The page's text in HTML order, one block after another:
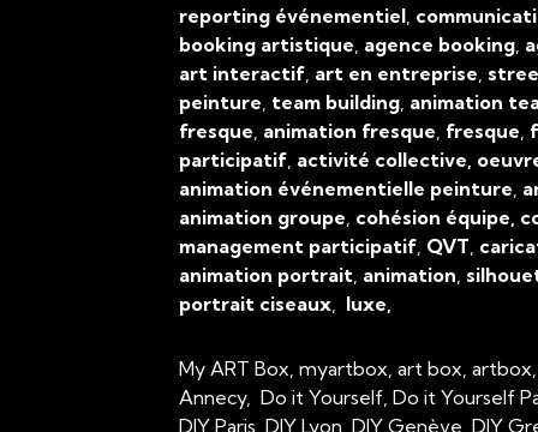
reporting événementiel,
booking artistique, agence booking,
art interactif, art en entreprise,
peinture, team building, animation
fresque, animation fresque, fresque,
participatif, activité collective,
animation événementielle peinture,
animation groupe, cohésion équipe,
management participatif, QVT,
animation portrait, animation,
portrait ciseaux, luxe,
My ART Box, myartbox, art box,
Annecy, Do it Yourself, Do it Yourself
DIY Paris, DIY Lyon, DIY Genève, DIY